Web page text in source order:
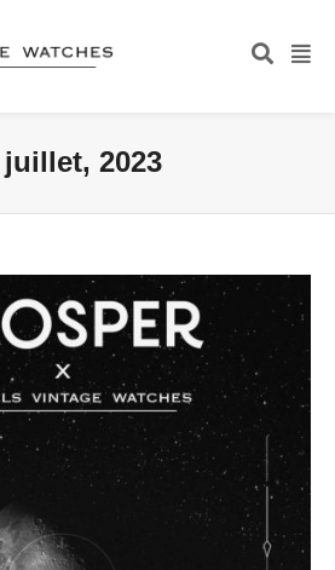
2023